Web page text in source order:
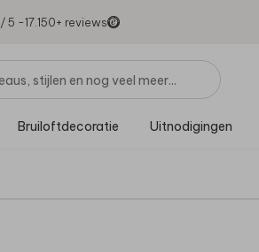
/ 5 -17.150+ reviews
Bruiloftdecoratie Uitnodigingen